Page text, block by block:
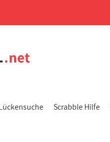
Scrabble Hilfe